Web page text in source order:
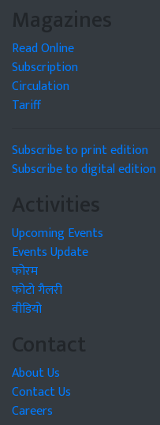
Magazines
Read Online
Subscription
Circulation
Tariff
Subscribe to print edition
Subscribe to digital edition
Activities
Upcoming Events
Events Update
फोरम
फोटो गैलरी
वीडियो
Contact
About Us
Contact Us
Careers